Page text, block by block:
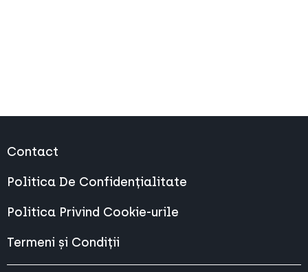
Contact
Politica De Confidențialitate
Politica Privind Cookie-urile
Termeni și Condiții